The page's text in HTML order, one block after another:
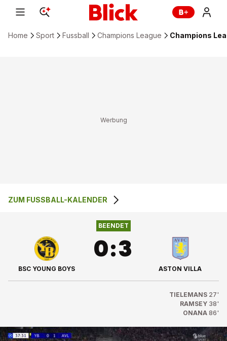
Home Sport Fussball Champions League Champions
0 :3
ZUM FUSSBALL-KALENDER
BSC YOUNG BOYS
BEENDET
0:3
ASTON VILLA
TIELEMANS 27'
RAMSEY 38'
ONANA 86'